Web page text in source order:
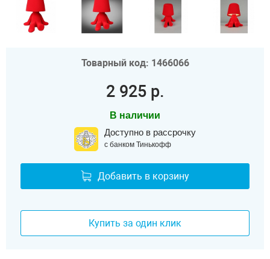
Товарный код: 1466066
2 925 р.
В наличии
Доступно в рассрочку
с банком Тинькофф
Добавить в корзину
Купить за один клик